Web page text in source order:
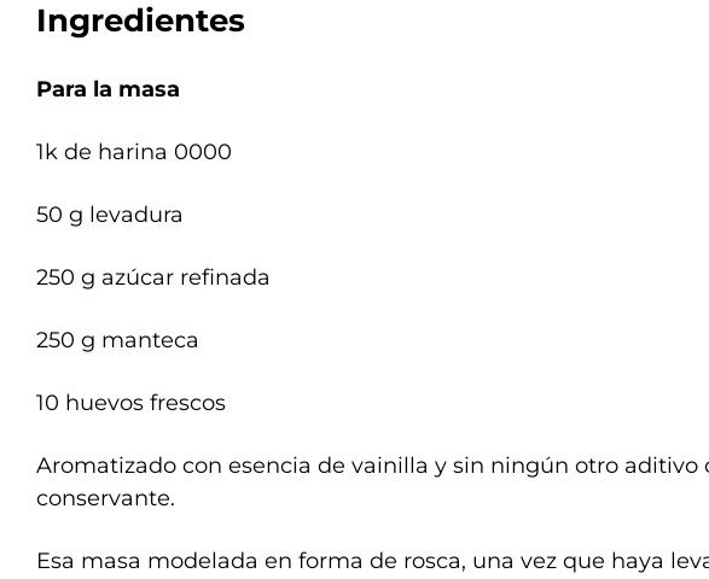
Ingredientes
Para la masa
1k de harina 0000
50 g levadura
250 g azúcar refinada
250 g manteca
10 huevos frescos
Aromatizado con esencia de vainilla y sin ningún otro aditivo
conservante.
Esa masa modelada en forma de rosca, una vez que haya